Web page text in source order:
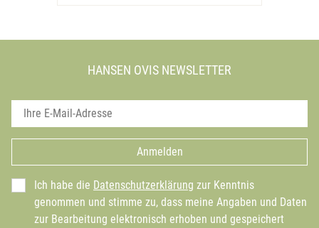
HANSEN OVIS NEWSLETTER
Anmelden
Ich habe die Datenschutzerklärung zur Kenntnis
genommen und stimme zu, dass meine Angaben und Daten
zur Bearbeitung elektronisch erhoben und gespeichert